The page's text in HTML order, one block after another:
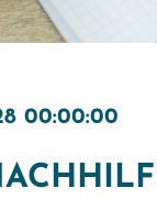
00:00:00